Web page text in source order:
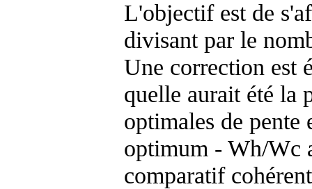
L'objectif est de
divisant par le
Une correction est
quelle aurait été la
optimales de
optimum - Wh/Wc
comparatif